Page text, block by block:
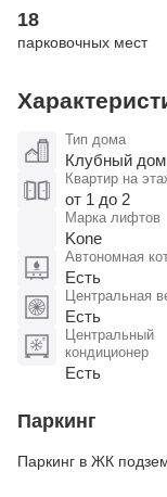
18
парковочных мест
Тип дома
Клубный дом
Квартир на
от 1 до 2
Марка лифтов
Kone
Автономная
Есть
Центральная
Есть
Центральный
кондиционер
Есть
Паркинг
Паркинг в ЖК